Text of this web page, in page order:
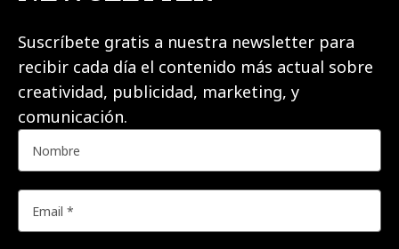
Suscríbete gratis a nuestra newsletter para
recibir cada día el contenido más actual sobre
creatividad, publicidad, marketing, y
comunicación.